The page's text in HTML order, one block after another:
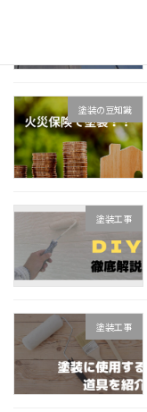
塗装の豆知識
塗装工事
塗装工事